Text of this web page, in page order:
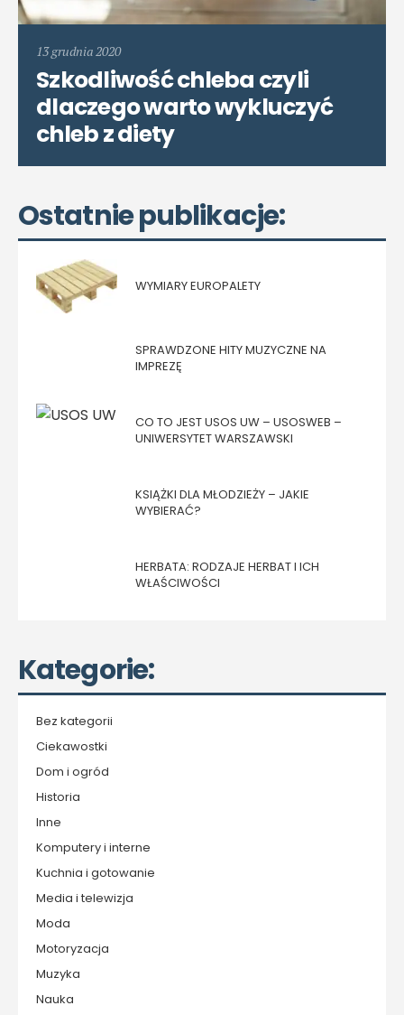
13 grudnia 2020
Szkodliwość chleba czyli
dlaczego warto wykluczyć
chleb z diety
Ostatnie publikacje:
WYMIARY EUROPALETY
SPRAWDZONE HITY MUZYCZNE NA
IMPREZĘ
CO TO JEST USOS UW – USOSWEB –
UNIWERSYTET WARSZAWSKI
KSIĄŻKI DLA MŁODZIEŻY – JAKIE
WYBIERAĆ?
HERBATA: RODZAJE HERBAT I ICH
WŁAŚCIWOŚCI
Kategorie:
Bez kategorii
Ciekawostki
Dom i ogród
Historia
Inne
Komputery i interne
Kuchnia i gotowanie
Media i telewizja
Moda
Motoryzacja
Muzyka
Nauka